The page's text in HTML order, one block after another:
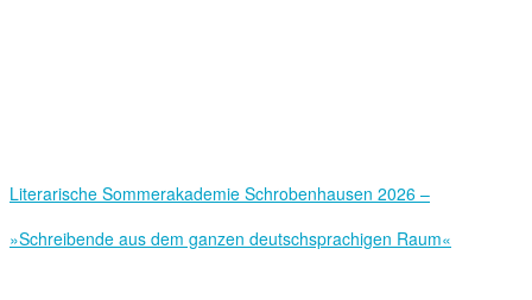
Literarische Sommerakademie Schrobenhausen 2026 –
»Schreibende aus dem ganzen deutschsprachigen Raum«